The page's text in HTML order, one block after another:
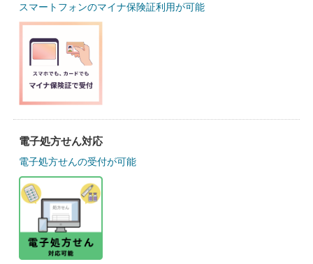
スマートフォンのマイナ保険証利用が可能
電子処方せん対応
電子処方せんの受付が可能